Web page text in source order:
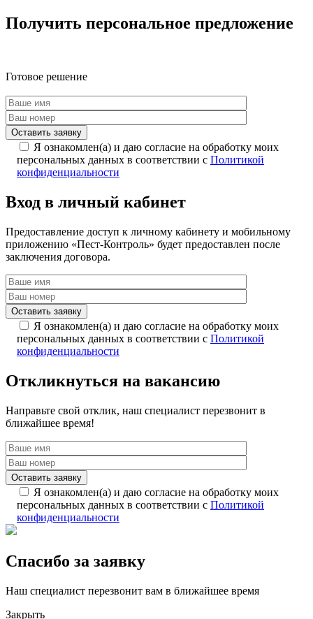
Получить персональное предложение
Готовое решение
Я ознакомлен(а) и даю согласие на обработку моих
персональных данных в соответствии с Политикой
конфиденциальности
Вход в личный кабинет
Предоставление доступ к личному кабинету и мобильному
приложению «Пест-Контроль» будет предоставлен после
заключения договора.
Я ознакомлен(а) и даю согласие на обработку моих
персональных данных в соответствии с Политикой
конфиденциальности
Откликнуться на вакансию
Направьте свой отклик, наш специалист перезвонит в
ближайшее время!
Я ознакомлен(а) и даю согласие на обработку моих
персональных данных в соответствии с Политикой
конфиденциальности
Спасибо за заявку
Наш специалист перезвонит вам в ближайшее время
Закрыть